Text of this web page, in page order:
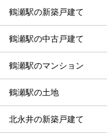
鶴瀬駅の新築戸建て
鶴瀬駅の中古戸建て
鶴瀬駅のマンション
鶴瀬駅の土地
北永井の新築戸建て